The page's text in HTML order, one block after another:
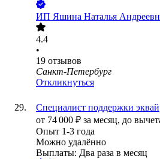
ИП Яшина Наталья
4.4
•
19 отзывов
Санкт-Петербург
Откликнуться
Специалист поддержки
от 74 000 ₽ за месяц, до
Опыт 1-3 года
Можно удалённо
Выплаты: Два раза в месяц